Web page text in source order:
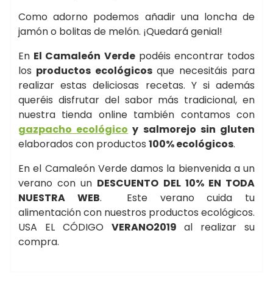
Como adorno podemos añadir una loncha de
jamón o bolitas de melón. ¡Quedará genial!
En El Camaleón Verdepodéis encontrar todos
los productos ecológicosque necesitáis para
realizar estas deliciosas recetas. Y si además
queréis disfrutar del sabor más tradicional, en
nuestra tienda online también contamos con
gazpacho ecológico y salmorejo sin gluten
elaborados con productos 100% ecológicos.
En el Camaleón Verde damos la bienvenida a un
verano con un DESCUENTO DEL 10% EN TODA
NUESTRA WEB. Este verano cuida tu
alimentación con nuestros productos ecológicos.
USA EL CÓDIGO VERANO2019 al realizar su
compra.